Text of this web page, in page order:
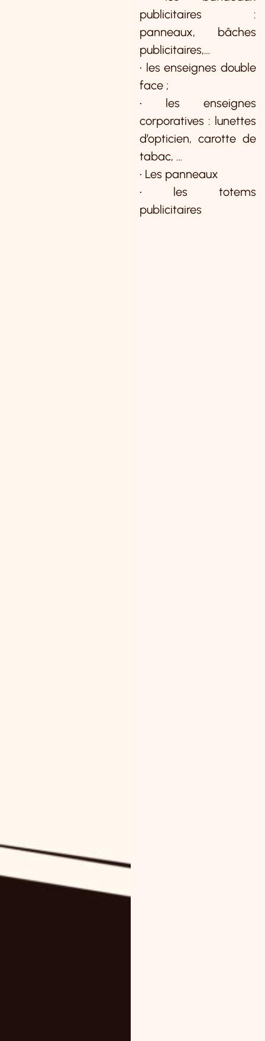
publicitaires :
panneaux, bâches
publicitaires,…
• les enseignes double
face ;
• les enseignes
corporatives : lunettes
d’opticien, carotte de
tabac, …
• Les panneaux
• les totems
publicitaires